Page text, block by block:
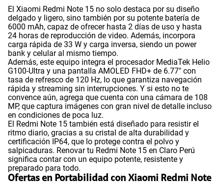
El Xiaomi Redmi Note 15 no solo destaca por su diseño
delgado y ligero, sino también por su potente batería de
6000 mAh, capaz de ofrecer hasta 2 días de uso y hasta
24 horas de reproducción de video. Además, incorpora
carga rápida de 33 W y carga inversa, siendo un power
bank y celular al mismo tiempo.
Además, este equipo integra el procesador MediaTek Helio
G100-Ultra y una pantalla AMOLED FHD+ de 6.77" con
tasa de refresco de 120 Hz, lo que garantiza navegación
rápida y streaming sin interrupciones. Y si esto no te
convence aún, agrega que cuenta con una cámara de 108
MP, que captura imágenes con gran nivel de detalle incluso
en condiciones de poca luz.
El Redmi Note 15 también está diseñado para resistir el
ritmo diario, gracias a su cristal de alta durabilidad y
certificación IP64, que lo protege contra el polvo y
salpicaduras. Renovar tu Redmi Note 15 en Claro Perú
significa contar con un equipo potente, resistente y
preparado para todo.
Ofertas en Portabilidad con Xiaomi Redmi Note